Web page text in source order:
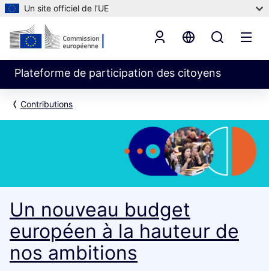
Un site officiel de l’UE
Plateforme de participation des citoyens
Contributions
Un nouveau budget
européen à la hauteur de
nos ambitions